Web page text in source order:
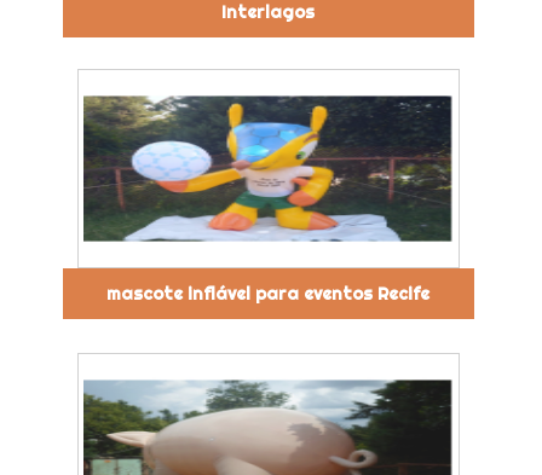
Interlagos
mascote inflável para eventos Recife